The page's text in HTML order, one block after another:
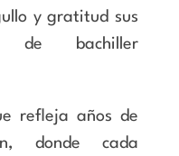
y gratitud sus
de bachiller
refleja años de
donde cada